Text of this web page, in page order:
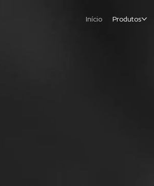
Início Produtos